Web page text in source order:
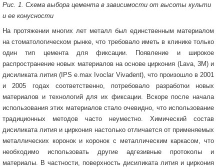
Рис. 1. Схема выбора цемента в зависимости от высоты культи
и ее конусности
На протяжении многих лет металл был единственным материалом
на стоматологическом рынке, что требовало иметь в клинике только
один тип цемента для фиксации. Появление и широкое
распространение новых материалов на основе циркония (Lava, 3M) и
дисиликата лития (IPS e.max Ivoclar Vivadent), что произошло в 2001
и 2005 годах соответственно, потребовало разработки новых
материалов и технологий для их фиксации. Вскоре после начала
использования этих материалов стало очевидно, что использование
традиционных методов часто неуместно. Химический состав
дисиликата лития и циркония настолько отличается от применяемых
металлических коронок и коронок с металлическим каркасом, что
необходимо использовать другие адгезивные протоколы и
материалы. В частности, поверхность дисиликата лития и циркония